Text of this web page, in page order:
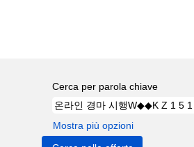
Cerca per parola chiave
Mostra più opzioni